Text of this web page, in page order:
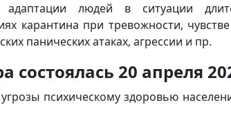
людей в ситуации
карантина при тревожности, чувстве
панических атаках, агрессии и пр.
состоялась 20 апреля
психическому здоровью